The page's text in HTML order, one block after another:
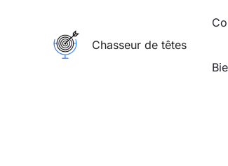
Chasseur de têtes